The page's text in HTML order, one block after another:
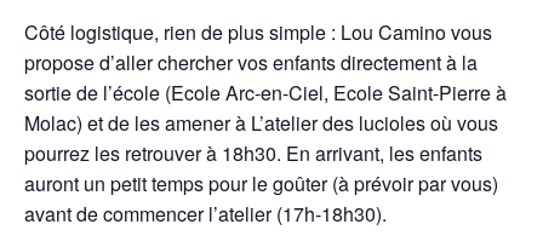
Côté logistique, rien de plus simple : Lou Camino vous
propose d’aller chercher vos enfants directement à la
sortie de l’école (Ecole Arc-en-Ciel, Ecole Saint-Pierre à
Molac) et de les amener à L’atelier des lucioles où vous
pourrez les retrouver à 18h30. En arrivant, les enfants
auront un petit temps pour le goûter (à prévoir par vous)
avant de commencer l’atelier (17h-18h30).